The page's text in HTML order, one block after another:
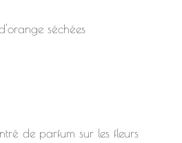
séchées
de parfum sur les fleurs